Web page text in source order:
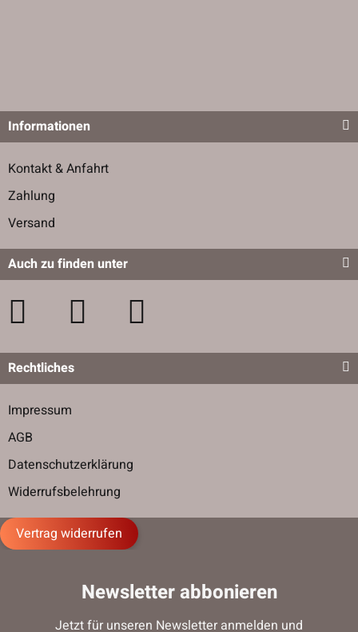
Informationen
Kontakt & Anfahrt
Zahlung
Versand
Auch zu finden unter
Rechtliches
Impressum
AGB
Datenschutzerklärung
Widerrufsbelehrung
Vertrag widerrufen
Newsletter abbonieren
Jetzt für unseren Newsletter anmelden und